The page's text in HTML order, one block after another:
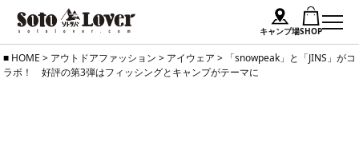
キャンプ場SHOP
Skip
to
HOME > アウトドアファッション > アイウェア > 「snowpeak」と「JINS」がコ
ラボ！ 好評の第3弾はフィッシングとキャンプがテーマに